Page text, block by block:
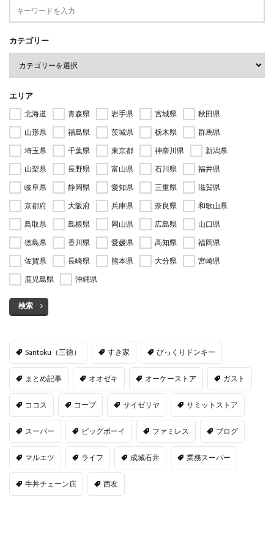
カテゴリー
エリア
北海道 青森県 岩手県 宮城県
秋田県
山形県
福島県 茨城県 栃木県
群馬県
埼玉県
千葉県 東京都 神奈川県
新潟県
山梨県
長野県 富山県 石川県
福井県
岐阜県
静岡県 愛知県 三重県
滋賀県
京都府
大阪府 兵庫県 奈良県
和歌山県
鳥取県
島根県 岡山県 広島県
山口県
徳島県
香川県 愛媛県 高知県
福岡県
佐賀県
長崎県 熊本県 大分県
宮崎県
鹿児島県
沖縄県
検索
Santoku（三徳） すき家 びっくりドンキー
まとめ記事 オオゼキ オーケーストア ガスト
ココス コープ サイゼリヤ サミットストア
スーパー ビッグボーイ ファミレス ブログ
マルエツ ライフ 成城石井 業務スーパー
牛丼チェーン店 西友